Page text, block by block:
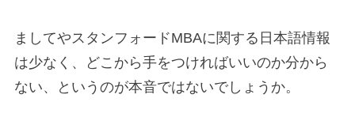
ましてやスタンフォードMBAに関する日本語情報
は少なく、どこから手をつければいいのか分から
ない、というのが本音ではないでしょうか。